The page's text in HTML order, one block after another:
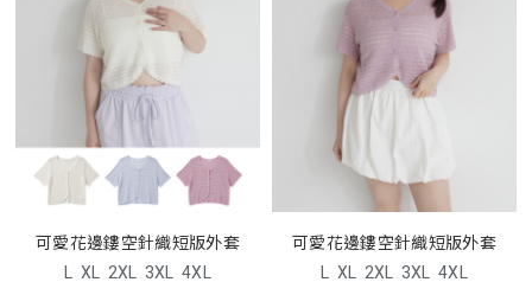
可愛花邊鏤空針織短版外套
L XL 2XL 3XL 4XL
可愛花邊鏤空針織短版外套
L XL 2XL 3XL 4XL